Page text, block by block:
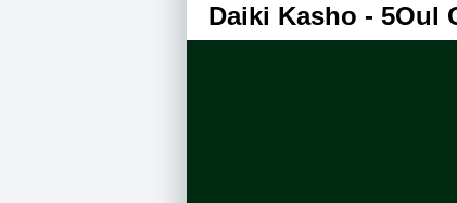
Daiki Kasho - 5Oul